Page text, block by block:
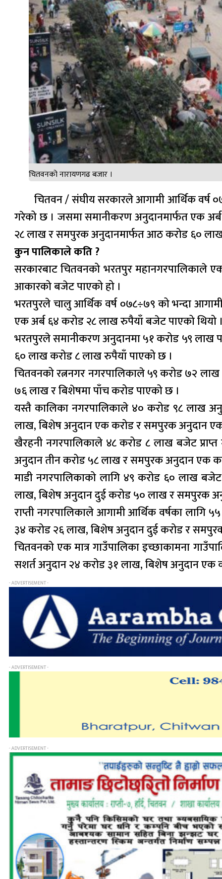
चितवनको नारायणगढ बजार ।
चितवन / संघीय सरकारले आगामी आर्थिक वर्ष
गरेको छ । जसमा समानीकरण अनुदानमार्फत एक
२८ लाख र समपुरक अनुदानमार्फत आठ करोड ६०
कुन पालिकाले कति ?
सरकारबाट चितवनको भरतपुर महानगरपालिकाले
आकारको बजेट पाएको हो ।
भरतपुरले चालु आर्थिक वर्ष ०७८÷७९ को भन्दा
एक अर्ब ६४ करोड २८ लाख रुपैयाँ बजेट पाएको थियो
भरतपुरले समानीकरण अनुदानमा ५१ करोड ५९ लाख
६० लाख करोड ८ लाख रुपैयाँ पाएको छ ।
चितवनको रत्ननगर नगरपालिकाले ५९ करोड ७२
७६ लाख र बिशेषमा पाँच करोड पाएको छ ।
यस्तै कालिका नगरपालिकाले ४० करोड ९८ लाख
लाख, बिशेष अनुदान एक करोड र समपुरक अनुदान
खैरहनी नगरपालिकाले ४८ करोड ८ लाख बजेट
अनुदान तीन करोड ५८ लाख र समपुरक अनुदान एक
माडी नगरपालिकाको लागि ४९ करोड ६० लाख
लाख, बिशेष अनुदान दुई करोड ५० लाख र समपुरक
राप्ती नगरपालिकाले आगामी आर्थिक वर्षका लागि
३४ करोड २६ लाख, बिशेष अनुदान दुई करोड र
चितवनको एक मात्र गाउँपालिका इच्छाकामना
सशर्त अनुदान २४ करोड ३१ लाख, बिशेष अनुदान
- ADVERTISEMENT -
- ADVERTISEMENT -
- ADVERTISEMENT -